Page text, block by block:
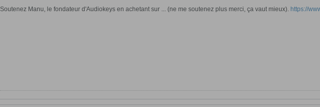
Soutenez Manu, le fondateur d'Audiokeys en achetant sur ... (ne me soutenez plus merci, ça vaut mieux). https://